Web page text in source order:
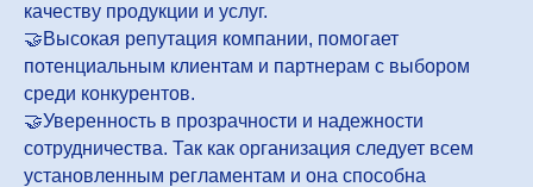
качеству продукции и услуг.
🤝Высокая репутация компании, помогает
потенциальным клиентам и партнерам с выбором
среди конкурентов.
🤝Уверенность в прозрачности и надежности
сотрудничества. Так как организация следует всем
установленным регламентам и она способна